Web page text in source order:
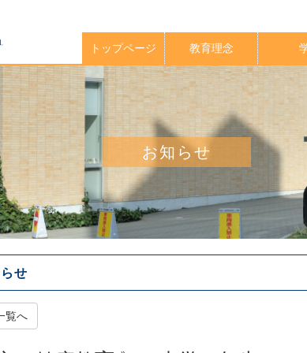
トップページ 教育理念
校長メッセージ 実践
イング
アク
海外
お知らせ
せ
覧へ